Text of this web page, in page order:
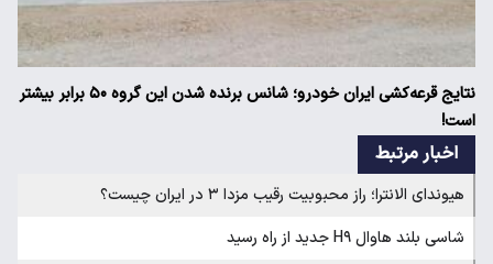
نتایج قرعه‌کشی ایران خودرو؛ شانس برنده شدن این گروه ۵۰ برابر بیشتر
است!
اخبار مرتبط
هیوندای الانترا؛ راز محبوبیت رقیب مزدا ۳ در ایران چیست؟
شاسی بلند هاوال H۹ جدید از راه رسید